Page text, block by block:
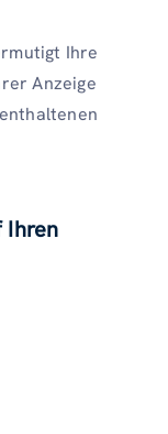
Ihre
Anzeige
Ihren